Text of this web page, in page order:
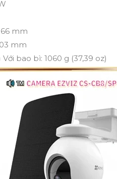
mm
mm
bao bì: 1060 g (37,39 oz)